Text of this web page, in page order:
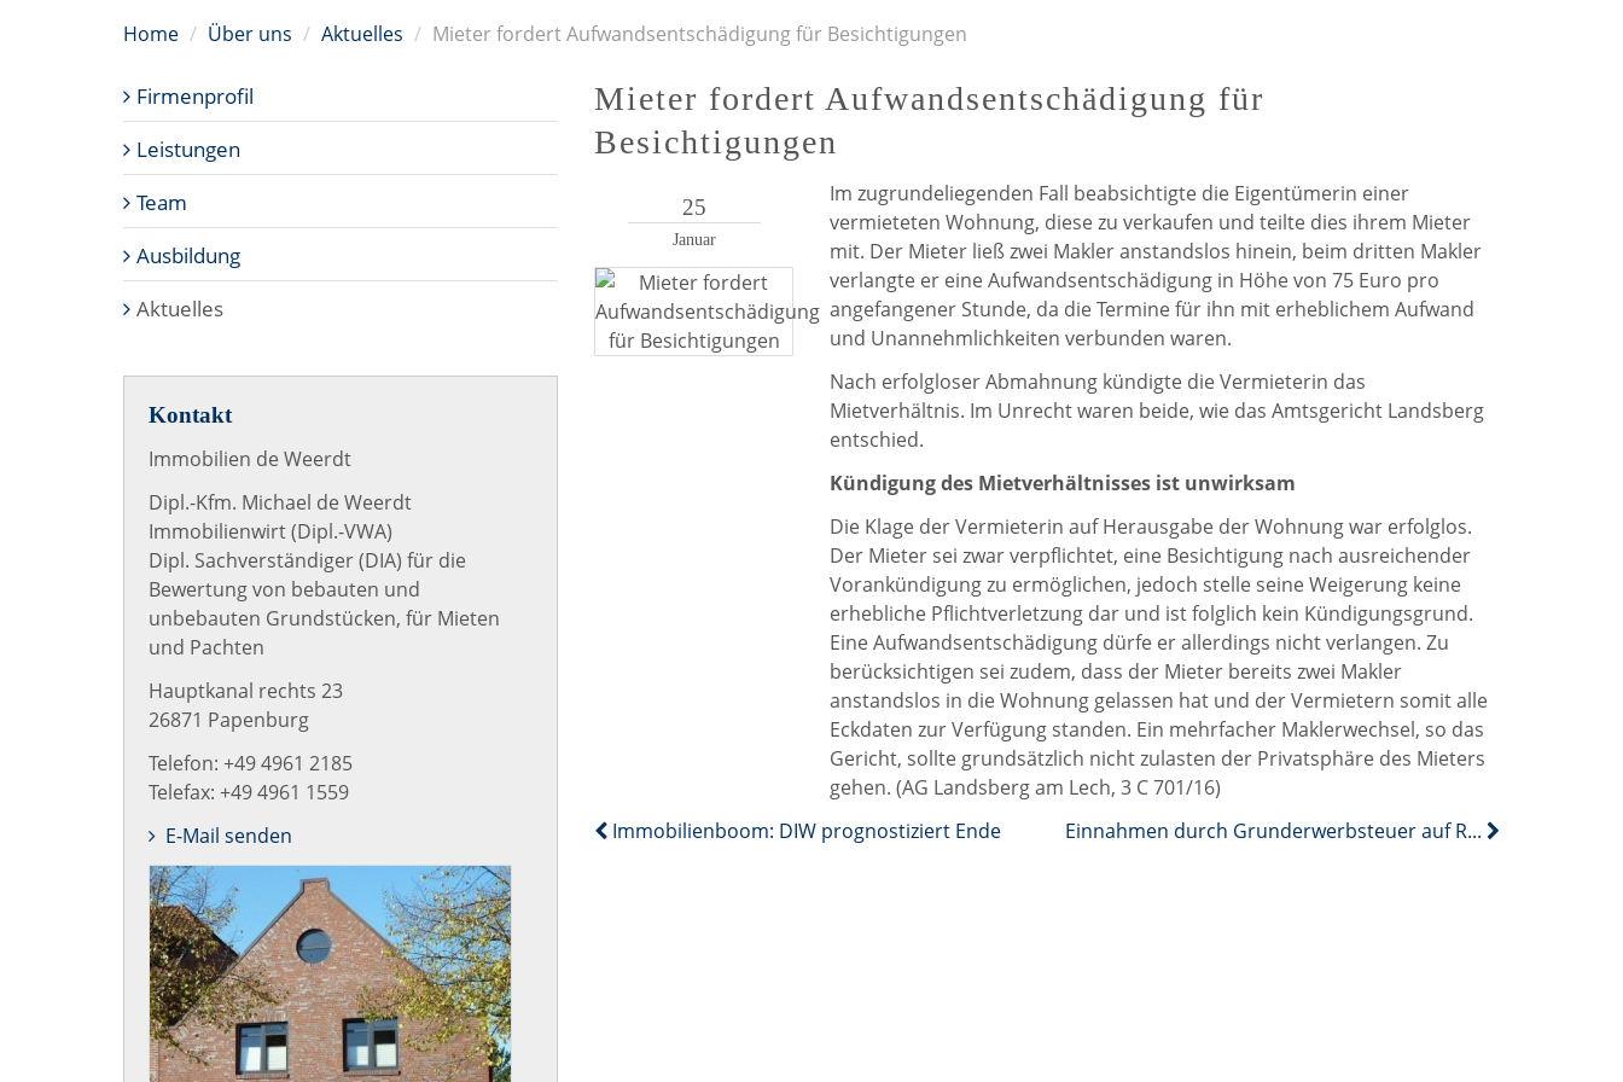
auf
Home Über uns Aktuelles Mieter fordert Aufwandsentschädigung für Besichtigungen
Mieter fordert Aufwandsentschädigung für
Besichtigungen
25
Januar
Im zugrundeliegenden Fall beabsichtigte die Eigentümerin einer
vermieteten Wohnung, diese zu verkaufen und teilte dies ihrem Mieter
mit. Der Mieter ließ zwei Makler anstandslos hinein, beim dritten Makler
verlangte er eine Aufwandsentschädigung in Höhe von 75 Euro pro
angefangener Stunde, da die Termine für ihn mit erheblichem Aufwand
und Unannehmlichkeiten verbunden waren.
Nach erfolgloser Abmahnung kündigte die Vermieterin das
Mietverhältnis. Im Unrecht waren beide, wie das Amtsgericht Landsberg
entschied.
Kündigung des Mietverhältnisses ist unwirksam
Die Klage der Vermieterin auf Herausgabe der Wohnung war erfolglos.
Der Mieter sei zwar verpflichtet, eine Besichtigung nach ausreichender
Vorankündigung zu ermöglichen, jedoch stelle seine Weigerung keine
erhebliche Pflichtverletzung dar und ist folglich kein Kündigungsgrund.
Eine Aufwandsentschädigung dürfe er allerdings nicht verlangen. Zu
berücksichtigen sei zudem, dass der Mieter bereits zwei Makler
anstandslos in die Wohnung gelassen hat und der Vermietern somit alle
Eckdaten zur Verfügung standen. Ein mehrfacher Maklerwechsel, so das
Gericht, sollte grundsätzlich nicht zulasten der Privatsphäre des Mieters
gehen. (AG Landsberg am Lech, 3 C 701/16)
Immobilienboom: DIW prognostiziert Ende
Einnahmen durch Grunderwerbsteuer auf Rekordhoch
Firmenprofil
Leistungen
Team
Ausbildung
Aktuelles
Kontakt
Immobilien de Weerdt
Dipl.-Kfm. Michael de Weerdt
Immobilienwirt (Dipl.-VWA)
Dipl. Sachverständiger (DIA) für die
Bewertung von bebauten und
unbebauten Grundstücken, für Mieten
und Pachten
Hauptkanal rechts 23
26871 Papenburg
Telefon: +49 4961 2185
Telefax: +49 4961 1559
E-Mail senden